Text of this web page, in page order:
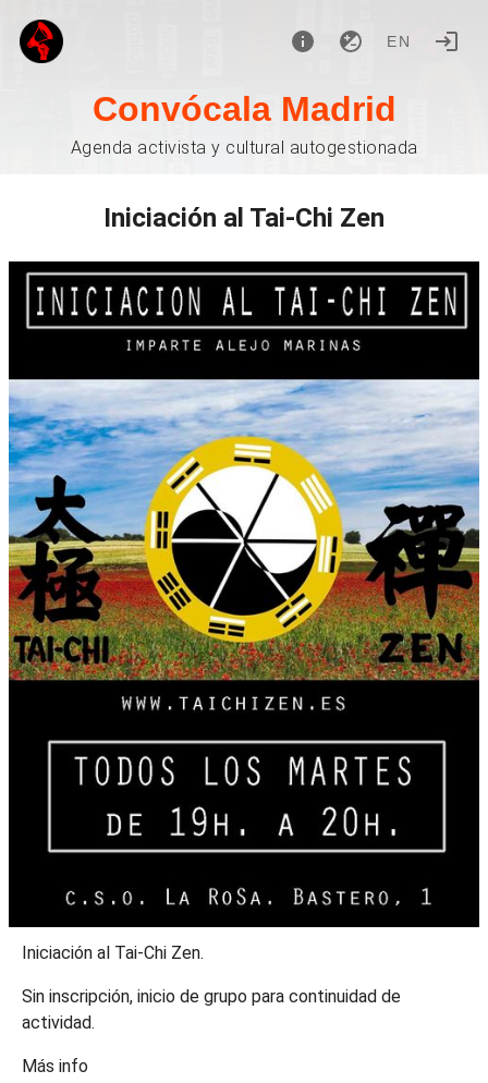
EN
Convócala Madrid
Agenda activista y cultural autogestionada
Iniciación al Tai-Chi Zen
Iniciación al Tai-Chi Zen.
Sin inscripción, inicio de grupo para continuidad de
actividad.
Más info